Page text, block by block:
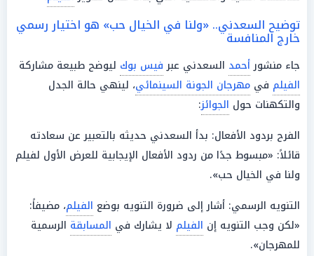
توضيح السعدني.. «ولنا في الخيال حب» هو اختيار رسمي
خارج المنافسة
جاء منشورأحمد السعدني عبرفيس بوك ليوضح طبيعة مشاركة
الفيلم في مهرجان الجونة السينمائي، لينهي حالة الجدل
والتكهنات حول الجوائز:
الفرح بردود الأفعال: بدأ السعدني حديثه بالتعبير عن سعادته
قائلاً: «مبسوط جدًا من ردود الأفعال الإيجابية للعرض الأول لفيلم
ولنا في الخيال حب».
التنويه الرسمي: أشار إلى ضرورة التنويه بوضع الفيلم، مضيفاً:
«لكن وجب التنويه إن الفيلم لا يشارك في المسابقة الرسمية
للمهرجان».